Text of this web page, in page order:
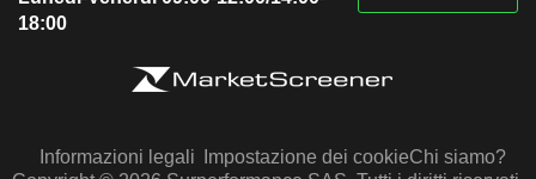
18:00
Informazioni legali Impostazione dei cookieChi siamo?